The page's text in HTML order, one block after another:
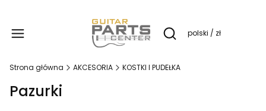
Otwórz wyszukiwarkę
polski / zł
Strona główna AKCESORIA KOSTKI I PUDEŁKA
Pazurki